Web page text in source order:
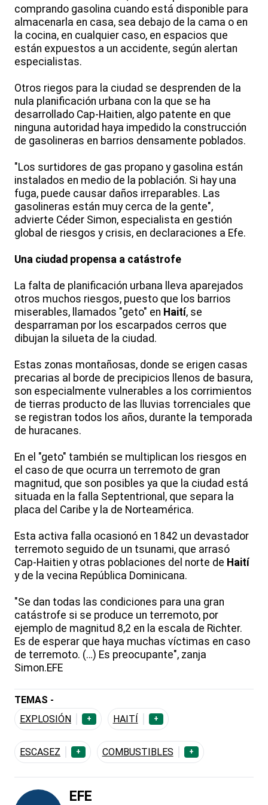
comprando gasolina cuando está disponible para
almacenarla en casa, sea debajo de la cama o en
la cocina, en cualquier caso, en espacios que
están expuestos a un accidente, según alertan
especialistas.
Otros riegos para la ciudad se desprenden de la
nula planificación urbana con la que se ha
desarrollado Cap-Haitien, algo patente en que
ninguna autoridad haya impedido la construcción
de gasolineras en barrios densamente poblados.
"Los surtidores de gas propano y gasolina están
instalados en medio de la población. Si hay una
fuga, puede causar daños irreparables. Las
gasolineras están muy cerca de la gente",
advierte Céder Simon, especialista en gestión
global de riesgos y crisis, en declaraciones a Efe.
Una ciudad propensa a catástrofe
La falta de planificación urbana lleva aparejados
otros muchos riesgos, puesto que los barrios
miserables, llamados "geto" en Haití, se
desparraman por los escarpados cerros que
dibujan la silueta de la ciudad.
Estas zonas montañosas, donde se erigen casas
precarias al borde de precipicios llenos de basura,
son especialmente vulnerables a los corrimientos
de tierras producto de las lluvias torrenciales que
se registran todos los años, durante la temporada
de huracanes.
En el "geto" también se multiplican los riesgos en
el caso de que ocurra un terremoto de gran
magnitud, que son posibles ya que la ciudad está
situada en la falla Septentrional, que separa la
placa del Caribe y la de Norteamérica.
Esta activa falla ocasionó en 1842 un devastador
terremoto seguido de un tsunami, que arrasó
Cap-Haitien y otras poblaciones del norte de Haití
y de la vecina República Dominicana.
"Se dan todas las condiciones para una gran
catástrofe si se produce un terremoto, por
ejemplo de magnitud 8,2 en la escala de Richter.
Es de esperar que haya muchas víctimas en caso
de terremoto. (…) Es preocupante", zanja
Simon.EFE
TEMAS -
EXPLOSIÓN
+ HAITÍ +
ESCASEZ + COMBUSTIBLES +
EFE